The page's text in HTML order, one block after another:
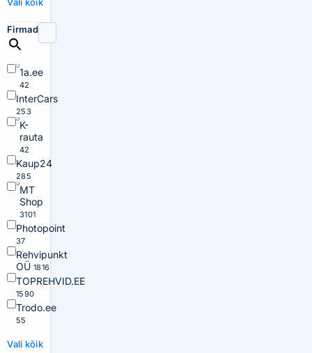
Firmad
1a.ee
42
InterCars
253
K-
rauta
42
Kaup24
285
MT
Shop
3101
Photopoint
37
Rehvipunkt
OÜ 1816
TOPREHVID.EE
1590
Trodo.ee
55
Vali kõik